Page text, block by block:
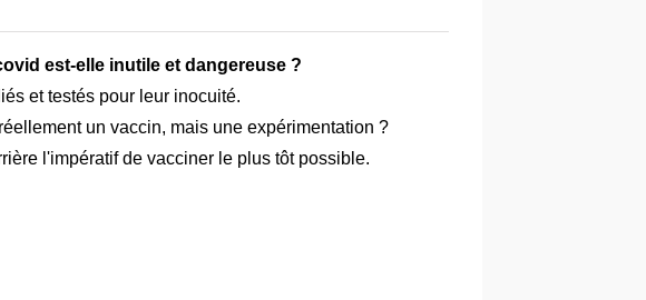
est-elle inutile et dangereuse ?
et testés pour leur inocuité.
un vaccin, mais une expérimentation ?
l'impératif de vacciner le plus tôt possible.